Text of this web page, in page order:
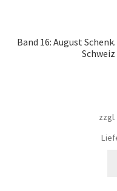
Band 16: August
zzgl.